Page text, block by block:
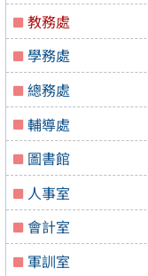
教務處
學務處
總務處
輔導處
圖書館
人事室
會計室
軍訓室